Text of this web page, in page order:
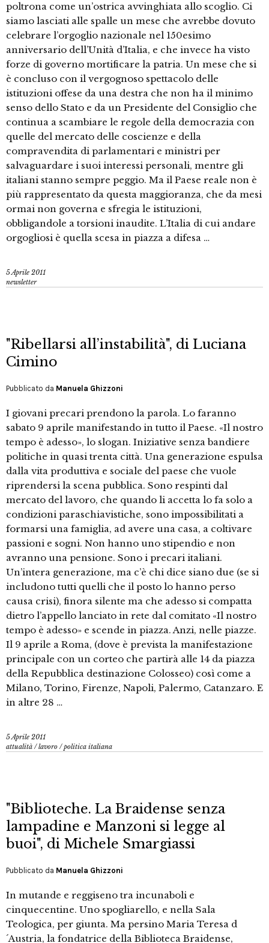
poltrona come un’ostrica avvinghiata allo scoglio. Ci
siamo lasciati alle spalle un mese che avrebbe dovuto
celebrare l’orgoglio nazionale nel 150esimo
anniversario dell’Unità d’Italia, e che invece ha visto
forze di governo mortificare la patria. Un mese che si
è concluso con il vergognoso spettacolo delle
istituzioni offese da una destra che non ha il minimo
senso dello Stato e da un Presidente del Consiglio che
continua a scambiare le regole della democrazia con
quelle del mercato delle coscienze e della
compravendita di parlamentari e ministri per
salvaguardare i suoi interessi personali, mentre gli
italiani stanno sempre peggio. Ma il Paese reale non è
più rappresentato da questa maggioranza, che da mesi
ormai non governa e sfregia le istituzioni,
obbligandole a torsioni inaudite. L’Italia di cui andare
orgogliosi è quella scesa in piazza a difesa …
5 Aprile 2011
newsletter
"Ribellarsi all’instabilità", di Luciana
Cimino
Pubblicato da Manuela Ghizzoni
I giovani precari prendono la parola. Lo faranno
sabato 9 aprile manifestando in tutto il Paese. «Il nostro
tempo è adesso», lo slogan. Iniziative senza bandiere
politiche in quasi trenta città. Una generazione espulsa
dalla vita produttiva e sociale del paese che vuole
riprendersi la scena pubblica. Sono respinti dal
mercato del lavoro, che quando li accetta lo fa solo a
condizioni paraschiavistiche, sono impossibilitati a
formarsi una famiglia, ad avere una casa, a coltivare
passioni e sogni. Non hanno uno stipendio e non
avranno una pensione. Sono i precari italiani.
Un’intera generazione, ma c’è chi dice siano due (se si
includono tutti quelli che il posto lo hanno perso
causa crisi), finora silente ma che adesso si compatta
dietro l’appello lanciato in rete dal comitato «Il nostro
tempo è adesso» e scende in piazza. Anzi, nelle piazze.
Il 9 aprile a Roma, (dove è prevista la manifestazione
principale con un corteo che partirà alle 14 da piazza
della Repubblica destinazione Colosseo) così come a
Milano, Torino, Firenze, Napoli, Palermo, Catanzaro. E
in altre 28 …
5 Aprile 2011
attualità /lavoro /politica italiana
"Biblioteche. La Braidense senza
lampadine e Manzoni si legge al
buoi", di Michele Smargiassi
Pubblicato da Manuela Ghizzoni
In mutande e reggiseno tra incunaboli e
cinquecentine. Uno spogliarello, e nella Sala
Teologica, per giunta. Ma persino Maria Teresa d
´Austria, la fondatrice della Biblioteca Braidense,